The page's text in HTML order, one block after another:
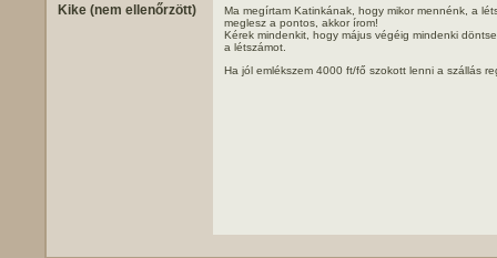
Kike (nem ellenőrzött)
Ma megírtam Katinkának, hogy mikor mennénk, a
meglesz a pontos, akkor írom!
Kérek mindenkit, hogy május végéig mindenki
a létszámot.
Ha jól emlékszem 4000 ft/fő szokott lenni a szállás